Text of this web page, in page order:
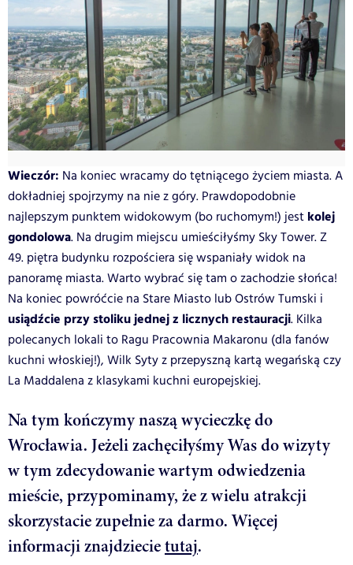
Wieczór: Na koniec wracamy do tętniącego życiem miasta. A
dokładniej spojrzymy na nie z góry. Prawdopodobnie
najlepszym punktem widokowym (bo ruchomym!) jest kolej
gondolowa. Na drugim miejscu umieściłyśmy Sky Tower. Z
49. piętra budynku rozpościera się wspaniały widok na
panoramę miasta. Warto wybrać się tam o zachodzie słońca!
Na koniec powróćcie na Stare Miasto lub Ostrów Tumski i
usiądźcie przy stoliku jednej z licznych restauracji. Kilka
polecanych lokali to Ragu Pracownia Makaronu (dla fanów
kuchni włoskiej!), Wilk Syty z przepyszną kartą wegańską czy
La Maddalena z klasykami kuchni europejskiej.
Na tym kończymy naszą wycieczkę do
Wrocławia. Jeżeli zachęciłyśmy Was do wizyty
w tym zdecydowanie wartym odwiedzenia
mieście, przypominamy, że z wielu atrakcji
skorzystacie zupełnie za darmo. Więcej
informacji znajdziecietutaj.